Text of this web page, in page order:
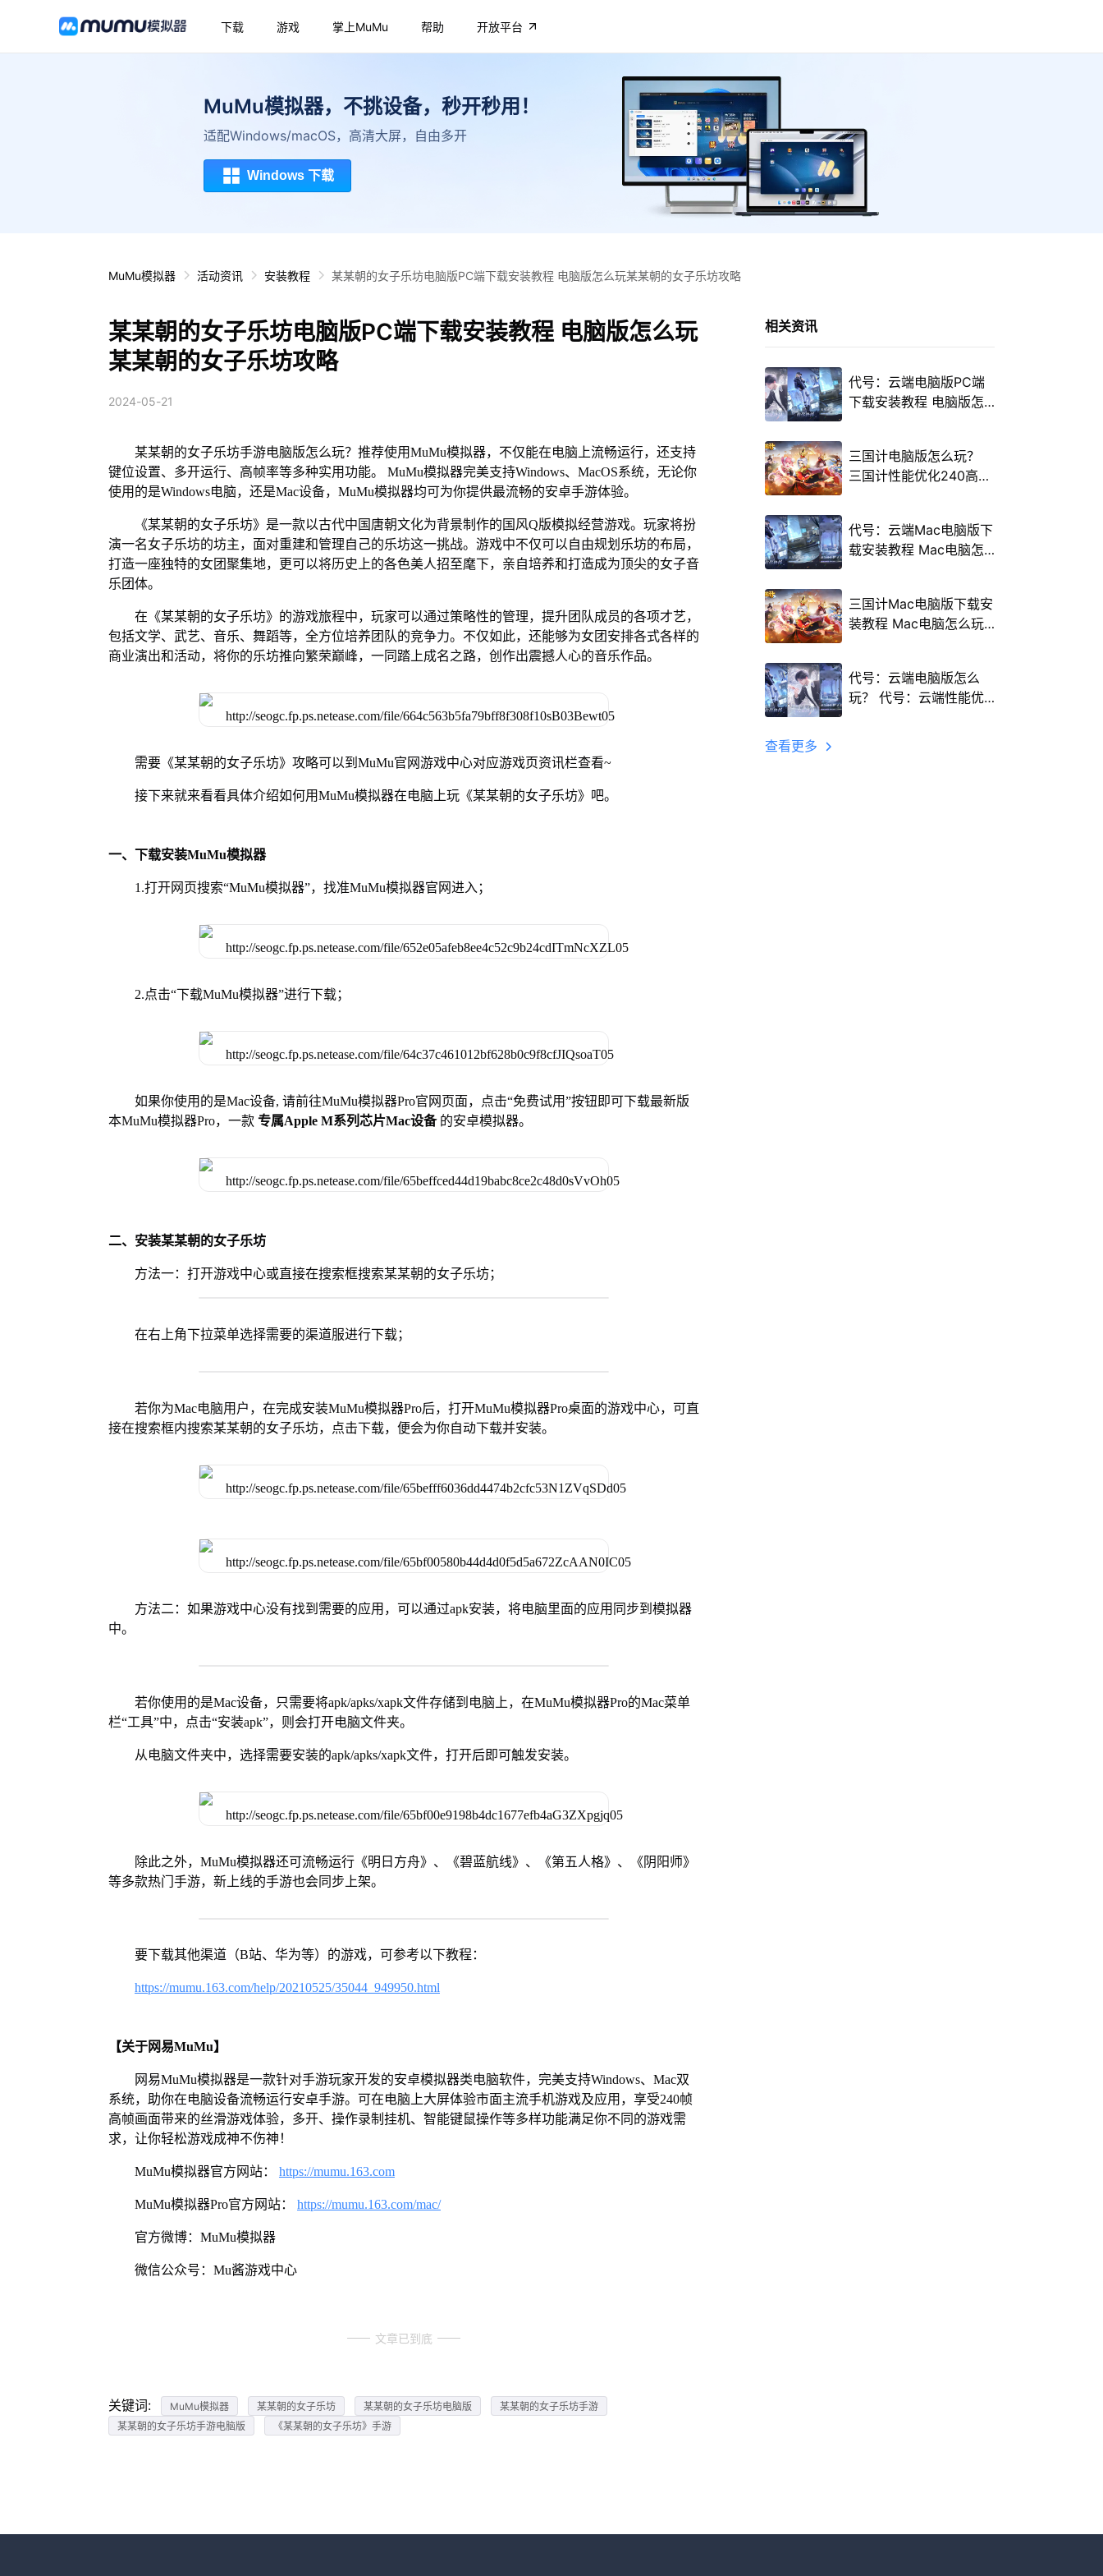
下载 游戏 掌上MuMu 帮助 开放平台
MuMu模拟器，不挑设备，秒开秒用！
适配Windows/macOS，高清大屏，自由多开
Windows 下载
MuMu模拟器 活动资讯 安装教程 某某朝的女子乐坊电脑版PC端下载安装教程 电脑版怎么玩某某朝的女子乐坊攻略
某某朝的女子乐坊电脑版PC端下载安装教程 电脑版怎么玩
某某朝的女子乐坊攻略
2024-05-21
某某朝的女子乐坊手游电脑版怎么玩？推荐使用MuMu模拟器，不仅能在电脑上流畅运行，还支持
键位设置、多开运行、高帧率等多种实用功能。 MuMu模拟器完美支持Windows、MacOS系统，无论你
使用的是Windows电脑，还是Mac设备，MuMu模拟器均可为你提供最流畅的安卓手游体验。
《某某朝的女子乐坊》是一款以古代中国唐朝文化为背景制作的国风Q版模拟经营游戏。玩家将扮
演一名女子乐坊的坊主，面对重建和管理自己的乐坊这一挑战。游戏中不仅可以自由规划乐坊的布局，
打造一座独特的女团聚集地，更可以将历史上的各色美人招至麾下，亲自培养和打造成为顶尖的女子音
乐团体。
在《某某朝的女子乐坊》的游戏旅程中，玩家可以通过策略性的管理，提升团队成员的各项才艺，
包括文学、武艺、音乐、舞蹈等，全方位培养团队的竞争力。不仅如此，还能够为女团安排各式各样的
商业演出和活动，将你的乐坊推向繁荣巅峰，一同踏上成名之路，创作出震撼人心的音乐作品。
需要《某某朝的女子乐坊》攻略可以到MuMu官网游戏中心对应游戏页资讯栏查看~
接下来就来看看具体介绍如何用MuMu模拟器在电脑上玩《某某朝的女子乐坊》吧。
一、下载安装MuMu模拟器
1.打开网页搜索“MuMu模拟器”，找准MuMu模拟器官网进入；
2.点击“下载MuMu模拟器”进行下载；
如果你使用的是Mac设备, 请前往MuMu模拟器Pro官网页面，点击“免费试用”按钮即可下载最新版
本MuMu模拟器Pro，一款 专属Apple M系列芯片Mac设备 的安卓模拟器。
二、安装某某朝的女子乐坊
方法一：打开游戏中心或直接在搜索框搜索某某朝的女子乐坊；
在右上角下拉菜单选择需要的渠道服进行下载；
若你为Mac电脑用户，在完成安装MuMu模拟器Pro后，打开MuMu模拟器Pro桌面的游戏中心，可直
接在搜索框内搜索某某朝的女子乐坊，点击下载，便会为你自动下载并安装。
方法二：如果游戏中心没有找到需要的应用，可以通过apk安装，将电脑里面的应用同步到模拟器
中。
若你使用的是Mac设备，只需要将apk/apks/xapk文件存储到电脑上，在MuMu模拟器Pro的Mac菜单
栏“工具”中，点击“安装apk”，则会打开电脑文件夹。
从电脑文件夹中，选择需要安装的apk/apks/xapk文件，打开后即可触发安装。
除此之外，MuMu模拟器还可流畅运行《明日方舟》、《碧蓝航线》、《第五人格》、《阴阳师》
等多款热门手游，新上线的手游也会同步上架。
要下载其他渠道（B站、华为等）的游戏，可参考以下教程：
https://mumu.163.com/help/20210525/35044_949950.html
【关于网易MuMu】
网易MuMu模拟器是一款针对手游玩家开发的安卓模拟器类电脑软件，完美支持Windows、Mac双
系统，助你在电脑设备流畅运行安卓手游。可在电脑上大屏体验市面主流手机游戏及应用，享受240帧
高帧画面带来的丝滑游戏体验，多开、操作录制挂机、智能键鼠操作等多样功能满足你不同的游戏需
求，让你轻松游戏成神不伤神！
MuMu模拟器官方网站： https://mumu.163.com
MuMu模拟器Pro官方网站： https://mumu.163.com/mac/
官方微博：MuMu模拟器
微信公众号：Mu酱游戏中心
文章已到底
关键词: MuMu模拟器 某某朝的女子乐坊 某某朝的女子乐坊电脑版
某某朝的女子乐坊手游
某某朝的女子乐坊手游电脑版
《某某朝的女子乐坊》手游
相关资讯
代号：云端电脑版PC端
下载安装教程 电脑版怎
三国计电脑版怎么玩？
三国计性能优化240高帧
代号：云端Mac电脑版下
载安装教程 Mac电脑怎
三国计Mac电脑版下载安
装教程 Mac电脑怎么玩
代号：云端电脑版怎么
玩？ 代号：云端性能优
查看更多